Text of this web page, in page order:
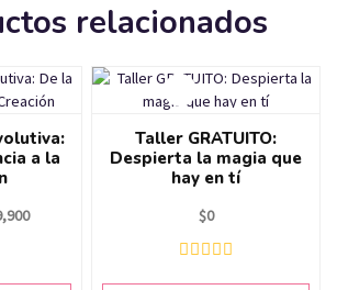
relacionados
a la
Taller GRATUITO:
Despierta la magia que
hay en tí
$0